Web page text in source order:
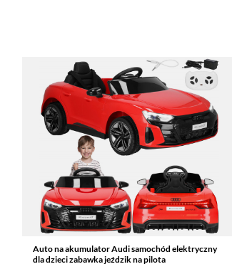
Auto na akumulator Audi samochód elektryczny
dla dzieci zabawka jeździk na pilota